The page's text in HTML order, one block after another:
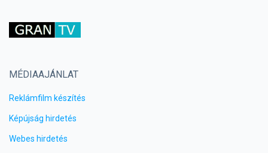
MÉDIAAJÁNLAT
Reklámfilm készítés
Képújság hirdetés
Webes hirdetés